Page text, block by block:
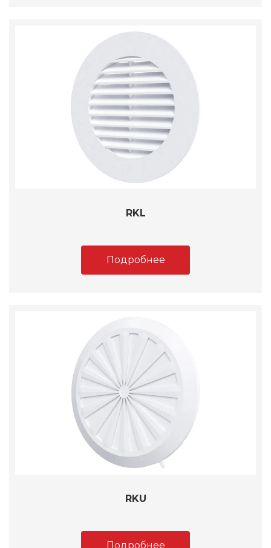
RKL
Подробнее
RKU
Подробнее